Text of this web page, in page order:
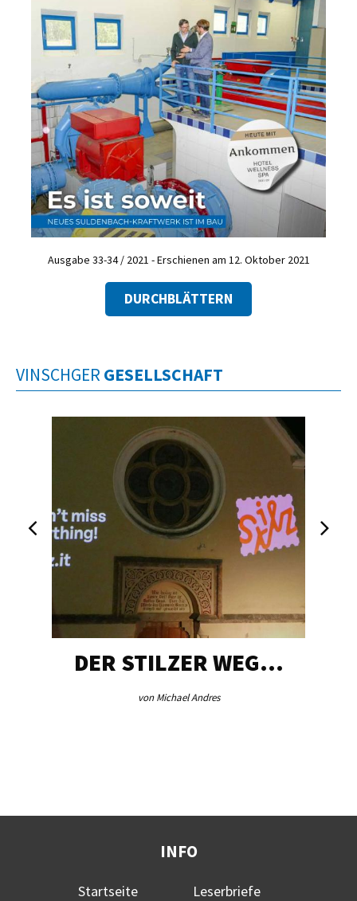
Ausgabe 33-34 / 2021 - Erschienen am 12. Oktober 2021
DURCHBLÄTTERN
VINSCHGER GESELLSCHAFT
DER STILZER WEG…
von Michael Andres
INFO
Startseite
Leserbriefe